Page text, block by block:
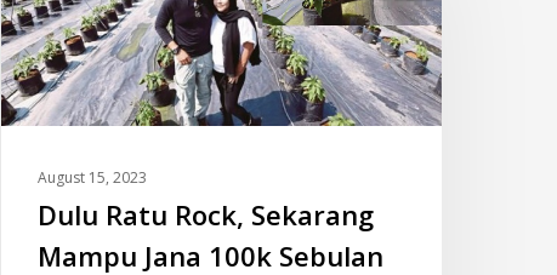
Sekarang
Mampu
Jana
100k
Dengan
Tanam
August 15, 2023
Dulu Ratu Rock, Sekarang
Mampu Jana 100k Sebulan